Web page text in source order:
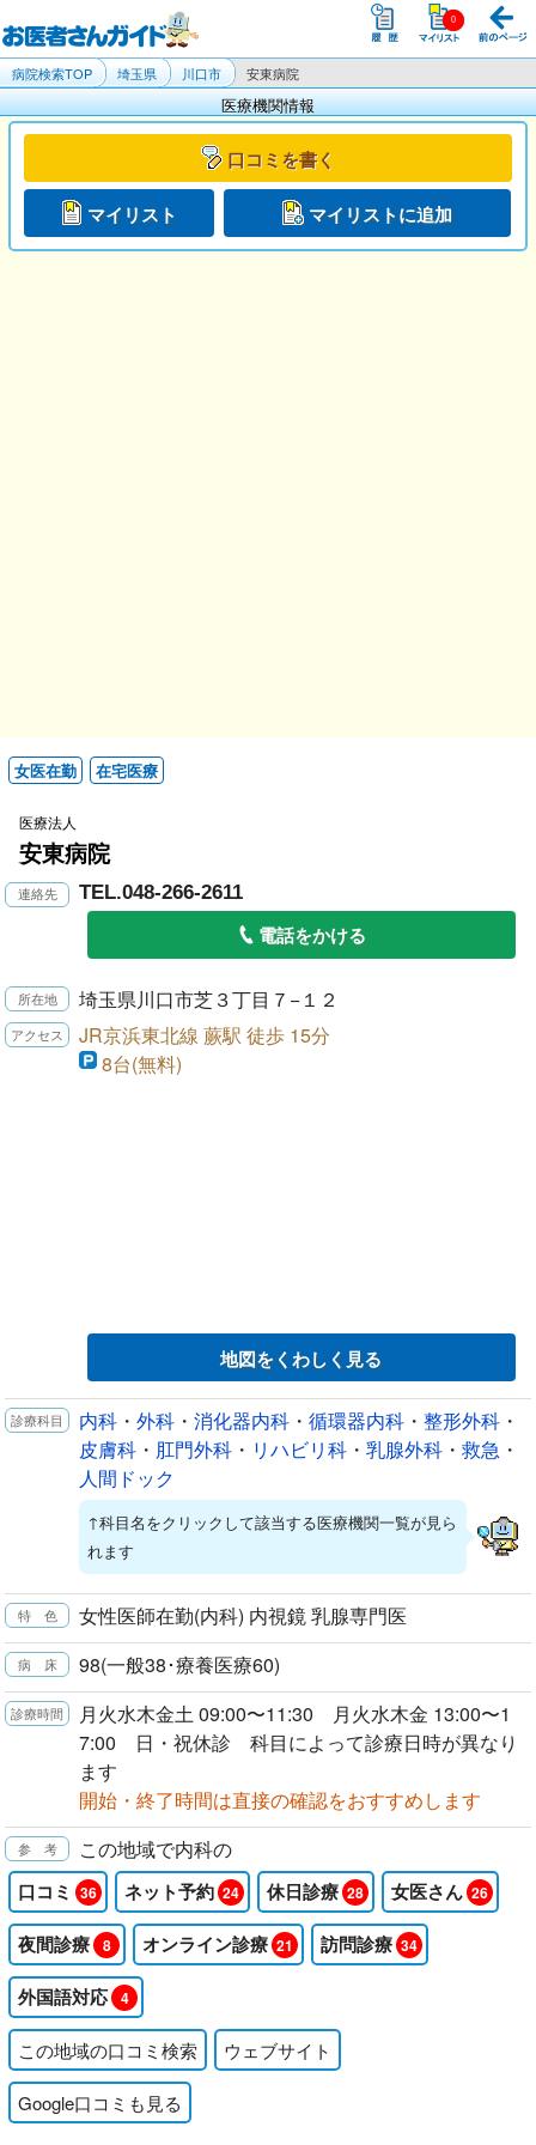
病院検索TOP 埼玉県 川口市 安東病院
医療機関情報
口コミを書く
マイリスト マイリストに追加
女医在勤 在宅医療
医療法人
安東病院
TEL.048-266-2611
電話をかける
埼玉県川口市芝３丁目７−１２
JR京浜東北線 蕨駅 徒歩 15分
8台(無料)
地図をくわしく見る
内科 ・ 外科 ・ 消化器内科 ・ 循環器内科 ・ 整形外科 ・
皮膚科 ・ 肛門外科 ・ リハビリ科 ・ 乳腺外科 ・ 救急 ・
人間ドック
↑科目名をクリックして該当する医療機関一覧が見ら
れます
女性医師在勤(内科) 内視鏡 乳腺専門医
98(一般38･療養医療60)
月火水木金土 09:00〜11:30 月火水木金 13:00〜1
7:00 日・祝休診 科目によって診療日時が異なり
ます
開始・終了時間は直接の確認をおすすめします
この地域で内科の
口コミ 36 ネット予約 24 休日診療 28 女医さん 26
夜間診療 8 オンライン診療 21 訪問診療 34
外国語対応 4
この地域の口コミ検索 ウェブサイト
Google口コミも見る